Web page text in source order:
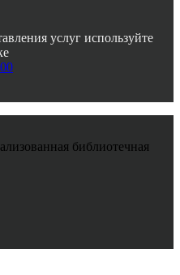
услуг используйте
библиотечная